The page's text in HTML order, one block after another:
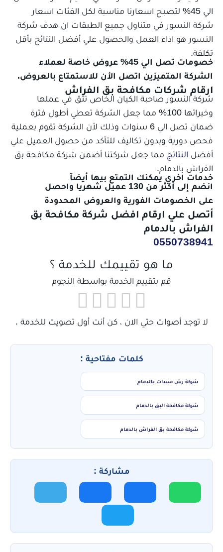
الي 45% لتصبح اسعارنا مناسبة لكل الفئات اسعار
شركة النسور في متناول جميع الطبقات ان هدف شركة
النسور هو اداء العمل والحصول علي أفضل النتائج بأقل
تكلفة.
خصومات تصل الي 45% عروض خاصة لعملاء
الشركة المتميزين اتصل الأن للاستمتاع بالعروض.
ارقام شركات مكافحة بق الفراش
شركة النسور صاحبة الكيان الخاص تثق في عملها
وخبرائها 100% مما جعل الشركة تعطي أطول فترة
ضمان تصل الي 6 سنوات وذلك لأن الشركة تقوم بعملية
فحص دورية وبدون تكاليف للتأكد من حصول العميل علي
أفضل النتائج مما جعل شركتنا أضمن شركة مكافحة بق
الفراش بالدمام.
خدمات اخري يمكنك التمتع بيها أيضآ
انضم إلى أكثر من 130 عميل شهريا واحصل
على الخصومات الفورية والعروض المحدودة
أتصل علي ارقام افضل شركة مكافحة بق
الفراش بالدمام
0550738941
ما هو تقييمك للخدمة ؟
قم بتقييم الخدمة بواسطة النجوم
لا توجد أصوات حتي الان ، كن أنت أول تصويت للخدمة .
كلمات مفتاحية :
شركة رش مبيدات بالدمام
شركة مكافحة البق بالدمام
شركة مكافحة بق الفراش بالدمام
مشاركة :